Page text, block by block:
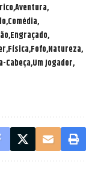
Aventura
Comédia
Engraçado
Física Fofo Natureza
Cabeça Um Jogador